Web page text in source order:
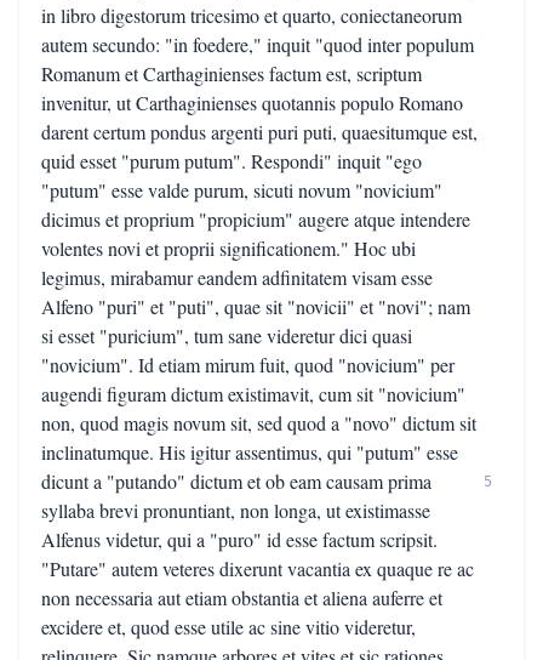
in libro digestorum tricesimo et quarto, coniectaneorum
autem secundo: "in foedere," inquit "quod inter populum
Romanum et Carthaginienses factum est, scriptum
invenitur, ut Carthaginienses quotannis populo Romano
darent certum pondus argenti puri puti, quaesitumque est,
quid esset "purum putum". Respondi" inquit "ego
"putum" esse valde purum, sicuti novum "novicium"
dicimus et proprium "propicium" augere atque intendere
volentes novi et proprii significationem." Hoc ubi
legimus, mirabamur eandem adfinitatem visam esse
Alfeno "puri" et "puti", quae sit "novicii" et "novi"; nam
si esset "puricium", tum sane videretur dici quasi
"novicium". Id etiam mirum fuit, quod "novicium" per
augendi figuram dictum existimavit, cum sit "novicium"
non, quod magis novum sit, sed quod a "novo" dictum sit
inclinatumque. His igitur assentimus, qui "putum" esse
dicunt a "putando" dictum et ob eam causam prima
syllaba brevi pronuntiant, non longa, ut existimasse
Alfenus videtur, qui a "puro" id esse factum scripsit.
"Putare" autem veteres dixerunt vacantia ex quaque re ac
non necessaria aut etiam obstantia et aliena auferre et
excidere et, quod esse utile ac sine vitio videretur,
5